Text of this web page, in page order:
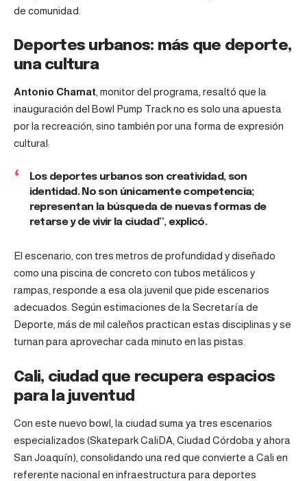
de comunidad.
Deportes urbanos: más que deporte,
una cultura
Antonio Chamat , monitor del programa, resaltó que la
inauguración del Bowl Pump Track no es solo una apuesta
por la recreación, sino también por una forma de expresión
cultural:
Los deportes urbanos son creatividad, son
identidad. No son únicamente competencia;
representan la búsqueda de nuevas formas de
retarse y de vivir la ciudad”, explicó.
El escenario, con tres metros de profundidad y diseñado
como una piscina de concreto con tubos metálicos y
rampas, responde a esa ola juvenil que pide escenarios
adecuados. Según estimaciones de la Secretaría de
Deporte, más de mil caleños practican estas disciplinas y se
turnan para aprovechar cada minuto en las pistas.
Cali, ciudad que recupera espacios
para la juventud
Con este nuevo bowl, la ciudad suma ya tres escenarios
especializados (Skatepark CaliDA, Ciudad Córdoba y ahora
San Joaquín), consolidando una red que convierte a Cali en
referente nacional en infraestructura para deportes